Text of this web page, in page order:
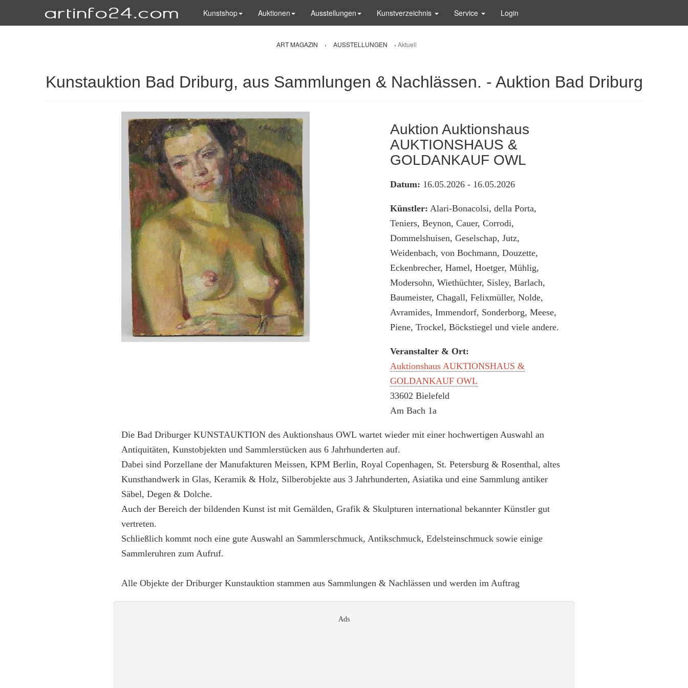
Kunstshop Auktionen Ausstellungen Kunstverzeichnis Service Login
ART MAGAZIN › AUSSTELLUNGEN › Aktuell
Kunstauktion Bad Driburg, aus Sammlungen & Nachlässen. - Auktion Bad Driburg
Auktion Auktionshaus
AUKTIONSHAUS &
GOLDANKAUF OWL
Datum: 16.05.2026 - 16.05.2026
Künstler: Alari-Bonacolsi, della Porta,
Teniers, Beynon, Cauer, Corrodi,
Dommelshuisen, Geselschap, Jutz,
Weidenbach, von Bochmann, Douzette,
Eckenbrecher, Hamel, Hoetger, Mühlig,
Modersohn, Wiethüchter, Sisley, Barlach,
Baumeister, Chagall, Felixmüller, Nolde,
Avramides, Immendorf, Sonderborg, Meese,
Piene, Trockel, Böckstiegel und viele andere.
Veranstalter & Ort:
Auktionshaus AUKTIONSHAUS &
GOLDANKAUF OWL
33602 Bielefeld
Am Bach 1a
Die Bad Driburger KUNSTAUKTION des Auktionshaus OWL wartet wieder mit einer hochwertigen Auswahl an
Antiquitäten, Kunstobjekten und Sammlerstücken aus 6 Jahrhunderten auf.
Dabei sind Porzellane der Manufakturen Meissen, KPM Berlin, Royal Copenhagen, St. Petersburg & Rosenthal, altes
Kunsthandwerk in Glas, Keramik & Holz, Silberobjekte aus 3 Jahrhunderten, Asiatika und eine Sammlung antiker
Säbel, Degen & Dolche.
Auch der Bereich der bildenden Kunst ist mit Gemälden, Grafik & Skulpturen international bekannter Künstler gut
vertreten.
Schließlich kommt noch eine gute Auswahl an Sammlerschmuck, Antikschmuck, Edelsteinschmuck sowie einige
Sammleruhren zum Aufruf.
Alle Objekte der Driburger Kunstauktion stammen aus Sammlungen & Nachlässen und werden im Auftrag
Ads